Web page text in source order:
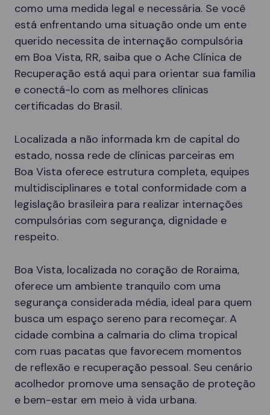
como uma medida legal e necessária. Se você
está enfrentando uma situação onde um ente
querido necessita de internação compulsória
em Boa Vista, RR, saiba que o Ache Clínica de
Recuperação está aqui para orientar sua família
e conectá-lo com as melhores clínicas
certificadas do Brasil.
Localizada a não informada km de capital do
estado, nossa rede de clínicas parceiras em
Boa Vista oferece estrutura completa, equipes
multidisciplinares e total conformidade com a
legislação brasileira para realizar internações
compulsórias com segurança, dignidade e
respeito.
Boa Vista, localizada no coração de Roraima,
oferece um ambiente tranquilo com uma
segurança considerada média, ideal para quem
busca um espaço sereno para recomeçar. A
cidade combina a calmaria do clima tropical
com ruas pacatas que favorecem momentos
de reflexão e recuperação pessoal. Seu cenário
acolhedor promove uma sensação de proteção
e bem-estar em meio à vida urbana.